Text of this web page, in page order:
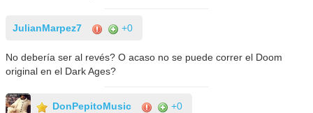
JulianMarpez7 +0
No debería ser al revés? O acaso no se puede correr el Doom
original en el Dark Ages?
DonPepitoMusic +0